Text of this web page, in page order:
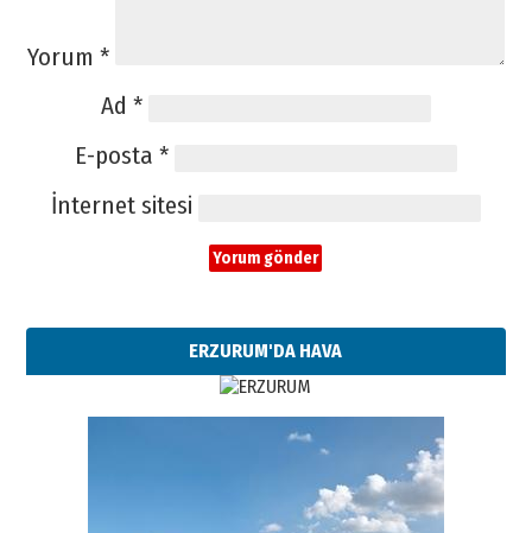
Yorum *
Ad *
E-posta *
İnternet sitesi
ERZURUM'DA HAVA